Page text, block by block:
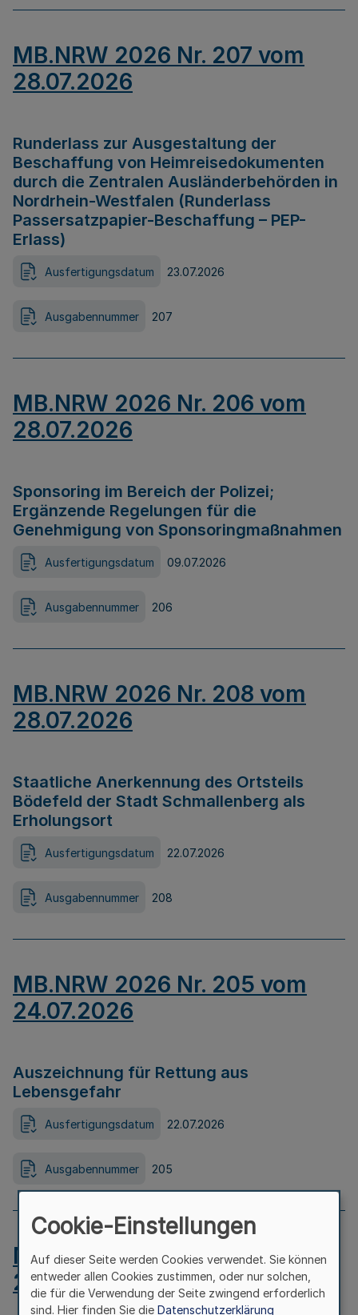
MB.NRW 2026 Nr. 207 vom
28.07.2026
Runderlass zur Ausgestaltung der
Beschaffung von Heimreisedokumenten
durch die Zentralen Ausländerbehörden in
Nordrhein-Westfalen (Runderlass
Passersatzpapier-Beschaffung – PEP-
Erlass)
Ausfertigungsdatum 23.07.2026
Ausgabennummer 207
MB.NRW 2026 Nr. 206 vom
28.07.2026
Sponsoring im Bereich der Polizei;
Ergänzende Regelungen für die
Genehmigung von Sponsoringmaßnahmen
Ausfertigungsdatum 09.07.2026
Ausgabennummer 206
MB.NRW 2026 Nr. 208 vom
28.07.2026
Staatliche Anerkennung des Ortsteils
Bödefeld der Stadt Schmallenberg als
Erholungsort
Ausfertigungsdatum 22.07.2026
Ausgabennummer 208
MB.NRW 2026 Nr. 205 vom
24.07.2026
Auszeichnung für Rettung aus
Lebensgefahr
Ausfertigungsdatum 22.07.2026
Ausgabennummer 205
MB.NRW 2026 Nr. 204 vom
24.07.2026
Cookie-Einstellungen
Auf dieser Seite werden Cookies verwendet. Sie können
entweder allen Cookies zustimmen, oder nur solchen,
die für die Verwendung der Seite zwingend erforderlich
sind. Hier finden Sie die Datenschutzerklärung